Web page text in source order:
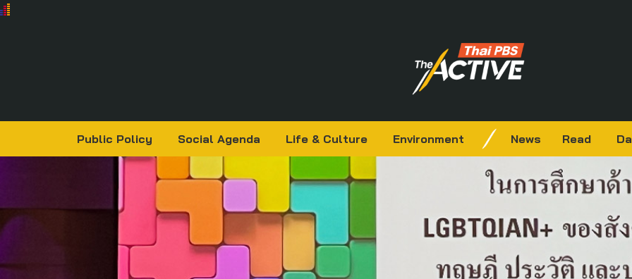
Public Policy Social Agenda Life & Culture Environment News Read